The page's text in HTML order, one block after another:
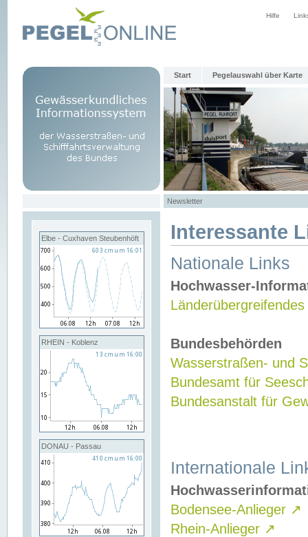
Hilfe
Start Pegelauswahl über Karte
Newsletter
Elbe - Cuxhaven Steubenhöft
RHEIN - Koblenz
DONAU - Passau
Interessante
Nationale Links
Hochwasser-
Bundesbehörden
Wasserstraßen- und
Bundesamt für
Bundesanstalt für
Internationale
Bodensee-Anlieger ↗
Rhein-Anlieger ↗